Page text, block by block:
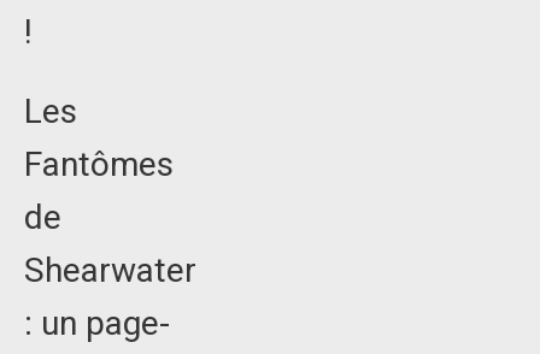
!
Les
Fantômes
de
Shearwater
: un page-